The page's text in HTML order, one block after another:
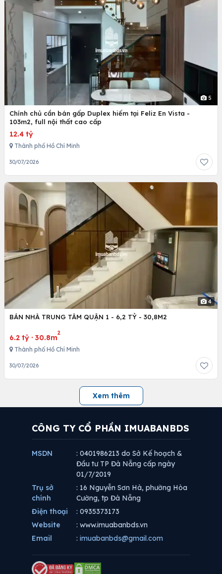
5
Chính chủ cần bán gấp Duplex hiếm tại Feliz En Vista -
103m2, full nội thất cao cấp
12.4 tỷ
Thành phố Hồ Chí Minh
30/07/2026
4
BÁN NHÀ TRUNG TÂM QUẬN 1 - 6,2 TỶ - 30,8M2
6.2 tỷ · 30.8m
2
Thành phố Hồ Chí Minh
30/07/2026
Xem thêm
CÔNG TY CỔ PHẦN IMUABANBDS
MSDN
: 0401986213 do Sở Kế hoạch &
Đầu tư TP Đà Nẵng cấp ngày
01/7/2019
Trụ sở
chính
: 16 Nguyễn Sơn Hà, phường Hòa
Cường, tp Đà Nẵng
Điện thoại
: 0935373173
Website
: www.imuabanbds.vn
Email
: imuabanbds@gmail.com